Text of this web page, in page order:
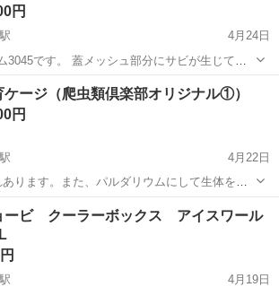
円
4月24日
めてロックするのに若干コツが必要です。そ
れや細かなキズあります。バックボードは付き
ただ...
京駅 その他 グラステラリウム
ケージ（爬虫類倶楽部オリジナル①）
円
4月22日
ります。また、パルダリウムにして生体を飼
いたため、蓋裏のネジにサビが発生していま
ドアのうち1枚は上下に欠けありますが、レール
です。 その...
東京駅 その他 爬虫類
ービ クーラーボックス アイスワール
4月19日